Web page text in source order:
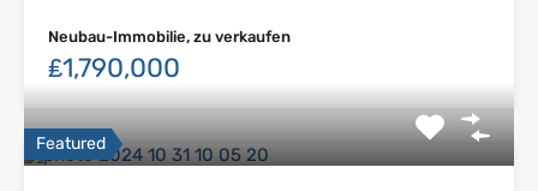
Neubau-Immobilie, zu verkaufen
₤1,790,000
Featured